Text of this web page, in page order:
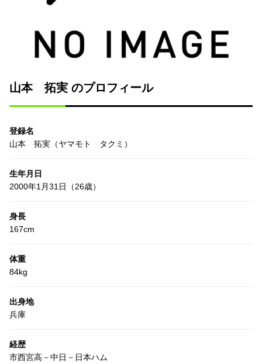
山本 拓実 のプロフィール
登録名
山本 拓実（ヤマモト タクミ）
生年月日
2000年1月31日（26歳）
身長
167cm
体重
84kg
出身地
兵庫
経歴
市西宮高－中日－日本ハム